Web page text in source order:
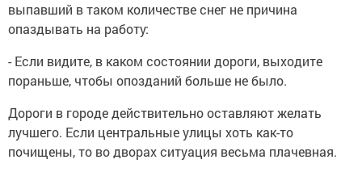
выпавший в таком количестве снег не причина
опаздывать на работу:
- Если видите, в каком состоянии дороги, выходите
пораньше, чтобы опозданий больше не было.
Дороги в городе действительно оставляют желать
лучшего. Если центральные улицы хоть как-то
почищены, то во дворах ситуация весьма плачевная.